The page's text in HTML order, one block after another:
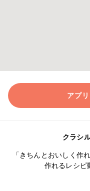
アプ
クラシ
「きちんとおいしく作
作れるレシピ